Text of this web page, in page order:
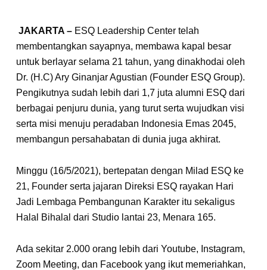
JAKARTA –ESQ Leadership Center telah
membentangkan sayapnya, membawa kapal besar
untuk berlayar selama 21 tahun, yang dinakhodai oleh
Dr. (H.C) Ary Ginanjar Agustian (Founder ESQ Group).
Pengikutnya sudah lebih dari 1,7 juta alumni ESQ dari
berbagai penjuru dunia, yang turut serta wujudkan visi
serta misi menuju peradaban Indonesia Emas 2045,
membangun persahabatan di dunia juga akhirat.
Minggu (16/5/2021), bertepatan dengan Milad ESQ ke
21, Founder serta jajaran Direksi ESQ rayakan Hari
Jadi Lembaga Pembangunan Karakter itu sekaligus
Halal Bihalal dari Studio lantai 23, Menara 165.
Ada sekitar 2.000 orang lebih dari Youtube, Instagram,
Zoom Meeting, dan Facebook yang ikut memeriahkan,